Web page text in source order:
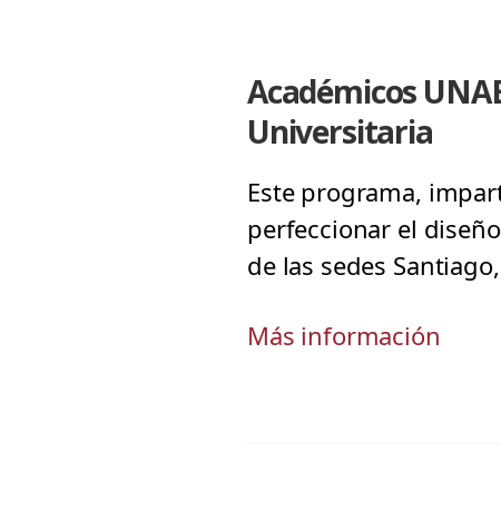
Académicos
Universitaria
Este programa,
perfeccionar el
de las sedes
Más información